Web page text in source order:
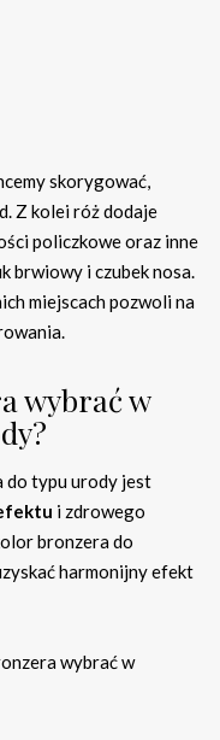
skorygować,
Z kolei róż dodaje
policzkowe oraz inne
brwiowy i czubek nosa.
miejscach pozwoli na
wybrać w
do typu urody jest
i zdrowego
bronzera do
harmonijny efekt
wybrać w